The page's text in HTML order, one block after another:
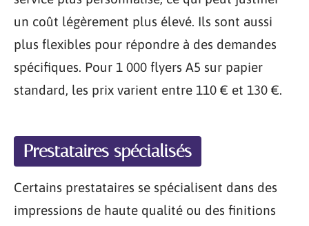
un coût légèrement plus élevé. Ils sont aussi
plus flexibles pour répondre à des demandes
spécifiques. Pour 1 000 flyers A5 sur papier
standard, les prix varient entre 110 € et 130 €.
Prestataires spécialisés
Certains prestataires se spécialisent dans des
impressions de haute qualité ou des finitions